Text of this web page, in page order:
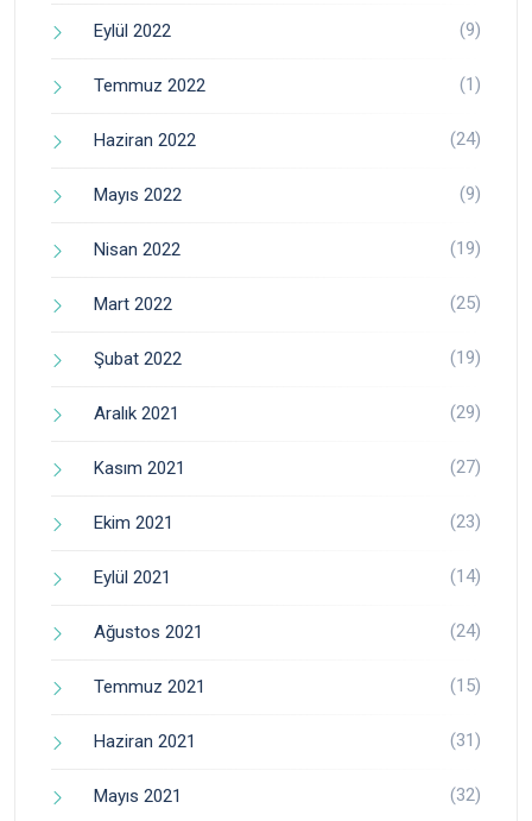
Eylül 2022 (9)
Temmuz 2022 (1)
Haziran 2022 (24)
Mayıs 2022 (9)
Nisan 2022 (19)
Mart 2022 (25)
Şubat 2022 (19)
Aralık 2021 (29)
Kasım 2021 (27)
Ekim 2021 (23)
Eylül 2021 (14)
Ağustos 2021 (24)
Temmuz 2021 (15)
Haziran 2021 (31)
Mayıs 2021 (32)